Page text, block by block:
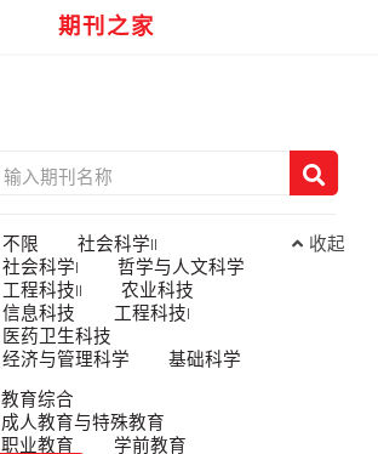
不限
社会科学II
社会科学I
哲学与人文科学
工程科技II
农业科技
信息科技
工程科技I
医药卫生科技
经济与管理科学
基础科学
收起
教育综合
成人教育与特殊教育
职业教育
学前教育
期刊之家